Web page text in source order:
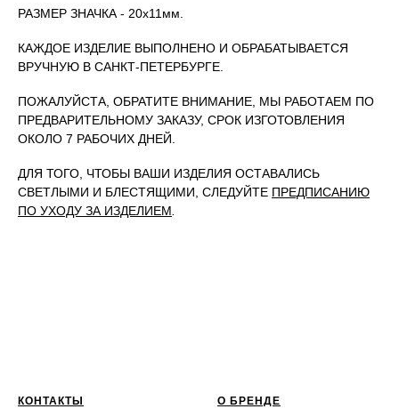
РАЗМЕР ЗНАЧКА - 20х11мм.
КАЖДОЕ ИЗДЕЛИЕ ВЫПОЛНЕНО И ОБРАБАТЫВАЕТСЯ
ВРУЧНУЮ В САНКТ-ПЕТЕРБУРГЕ.
ПОЖАЛУЙСТА, ОБРАТИТЕ ВНИМАНИЕ, МЫ РАБОТАЕМ ПО
ПРЕДВАРИТЕЛЬНОМУ ЗАКАЗУ, СРОК ИЗГОТОВЛЕНИЯ
ОКОЛО 7 РАБОЧИХ ДНЕЙ.
ДЛЯ ТОГО, ЧТОБЫ ВАШИ ИЗДЕЛИЯ ОСТАВАЛИСЬ
СВЕТЛЫМИ И БЛЕСТЯЩИМИ, СЛЕДУЙТЕ ПРЕДПИСАНИЮ
ПО УХОДУ ЗА ИЗДЕЛИЕМ.
КОНТАКТЫ О БРЕНДЕ